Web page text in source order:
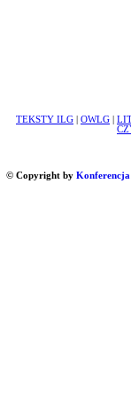
TEKSTY ILG OWLG
© Copyright by Konferencja